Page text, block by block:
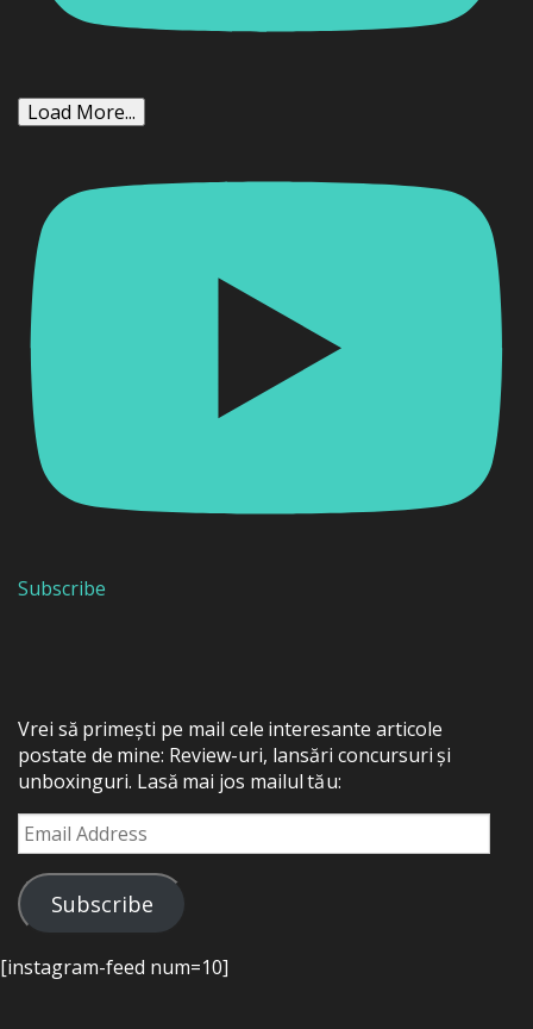
Load More...
Subscribe
Vrei să primești pe mail cele interesante articole
postate de mine: Review-uri, lansări concursuri și
unboxinguri. Lasă mai jos mailul tău:
Email
Address
Subscribe
[instagram-feed num=10]